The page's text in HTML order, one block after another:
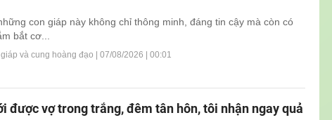
sở hữu 2 điều này đã là người
con giáp này không chỉ thông minh, đáng tin cậy mà còn có
bắt cơ...
và cung hoàng đạo | 07/08/2026 | 00:01
được vợ trong trắng, đêm tân hôn, tôi nhận ngay quả